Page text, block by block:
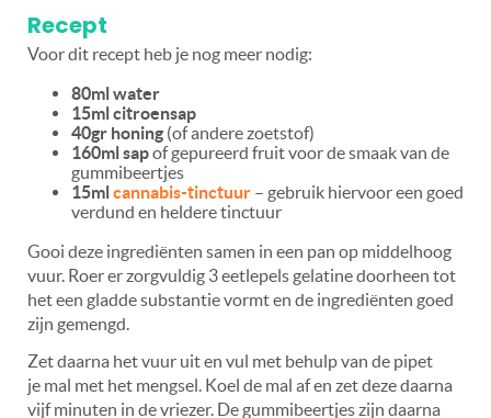
Recept
Voor dit recept heb je nog meer nodig:
80ml water
15ml citroensap
40gr honing (of andere zoetstof)
160ml sapof gepureerd fruit voor de smaak van de
gummibeertjes
15mlcannabis-tinctuur – gebruik hiervoor een goed
verdund en heldere tinctuur
Gooi deze ingrediënten samen in een pan op middelhoog
vuur. Roer er zorgvuldig 3 eetlepels gelatine doorheen tot
het een gladde substantie vormt en de ingrediënten goed
zijn gemengd.
Zet daarna het vuur uit en vul met behulp van de pipet
je mal met het mengsel. Koel de mal af en zet deze daarna
vijf minuten in de vriezer. De gummibeertjes zijn daarna